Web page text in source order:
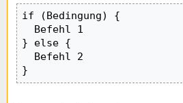
if (Bedingung) {
  Befehl 1
} else {
  Befehl 2
}